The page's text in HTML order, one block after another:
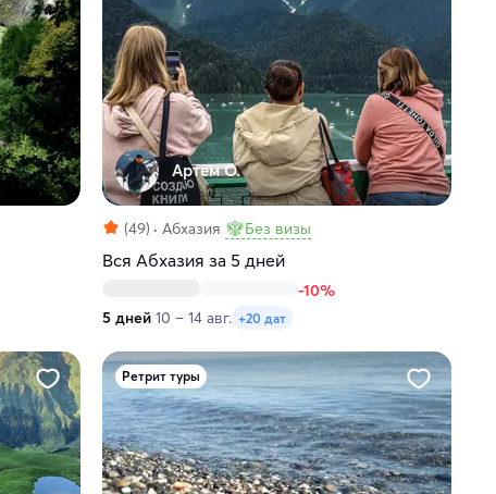
Артем О.
(49) Абхазия Без визы
Вся Абхазия за 5 дней
-10%
5 дней 10 – 14 авг. +20 дат
Ретрит туры